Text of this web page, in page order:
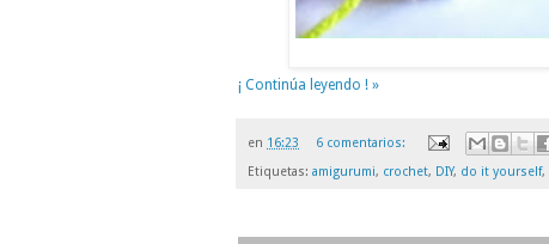
¡ Continúa leyendo ! »
en 16:23
6 comentarios:
Etiquetas: amigurumi, crochet, DIY, do it yourself,